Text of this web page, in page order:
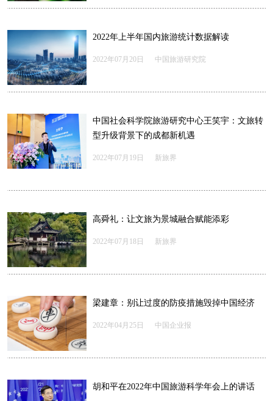
2022年上半年国内旅游统计数据解读
2022年07月20日 中国旅游研究院
中国社会科学院旅游研究中心王笑宇：文旅转
型升级背景下的成都新机遇
2022年07月19日 新旅界
高舜礼：让文旅为景城融合赋能添彩
2022年07月18日 新旅界
梁建章：别让过度的防疫措施毁掉中国经济
2022年04月25日 中国企业报
胡和平在2022年中国旅游科学年会上的讲话